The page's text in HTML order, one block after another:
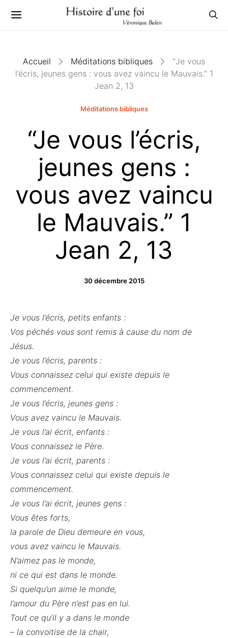
Accueil Méditations bibliques
“Je vous
l’écris, jeunes gens : vous avez vaincu le Mauvais.” 1
Jean 2, 13
Méditations bibliques
“Je vous l’écris,
jeunes gens :
vous avez vaincu
le Mauvais.” 1
Jean 2, 13
30 décembre 2015
Je vous l’écris, petits enfants :
Vos péchés vous sont remis à cause du nom de
Jésus.
Je vous l’écris, parents :
Vous connaissez celui qui existe depuis le
commencement.
Je vous l’écris, jeunes gens :
Vous avez vaincu le Mauvais.
Je vous l’ai écrit, enfants :
Vous connaissez le Père.
Je vous l’ai écrit, parents :
Vous connaissez celui qui existe depuis le
commencement.
Je vous l’ai écrit, jeunes gens :
Vous êtes forts,
la parole de Dieu demeure en vous,
vous avez vaincu le Mauvais.
N’aimez pas le monde,
ni ce qui est dans le monde.
Si quelqu’un aime le monde,
l’amour du Père n’est pas en lui.
Tout ce qu’il y a dans le monde
– la convoitise de la chair,